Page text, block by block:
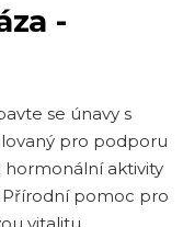
-
se únavy s
pro podporu
hormonální aktivity
pomoc pro
vitalitu.